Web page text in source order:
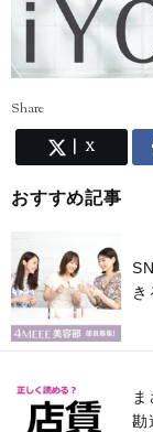
Share
X
おすすめ記事
勘